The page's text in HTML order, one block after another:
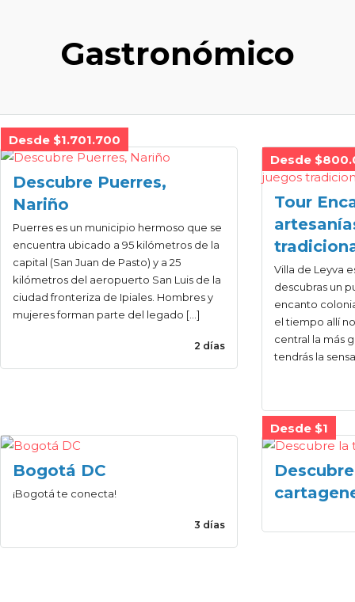
Gastronómico
Desde $1.701.700
Descubre Puerres,
Nariño
Puerres es un municipio hermoso que se
encuentra ubicado a 95 kilómetros de la
capital (San Juan de Pasto) y a 25
kilómetros del aeropuerto San Luis de la
ciudad fronteriza de Ipiales. Hombres y
mujeres forman parte del legado […]
2 días
Desde
Tour
Villa de Leyva
descubras un
encanto
el tiempo allí
central la más
tendrás la
Bogotá DC
¡Bogotá te conecta!
3 días
Desde $1